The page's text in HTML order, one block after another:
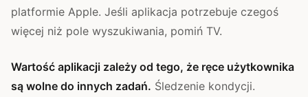
platformie Apple. Jeśli aplikacja potrzebuje czegoś
więcej niż pole wyszukiwania, pomiń TV.
Wartość aplikacji zależy od tego, że ręce użytkownika
są wolne do innych zadań. Śledzenie kondycji.